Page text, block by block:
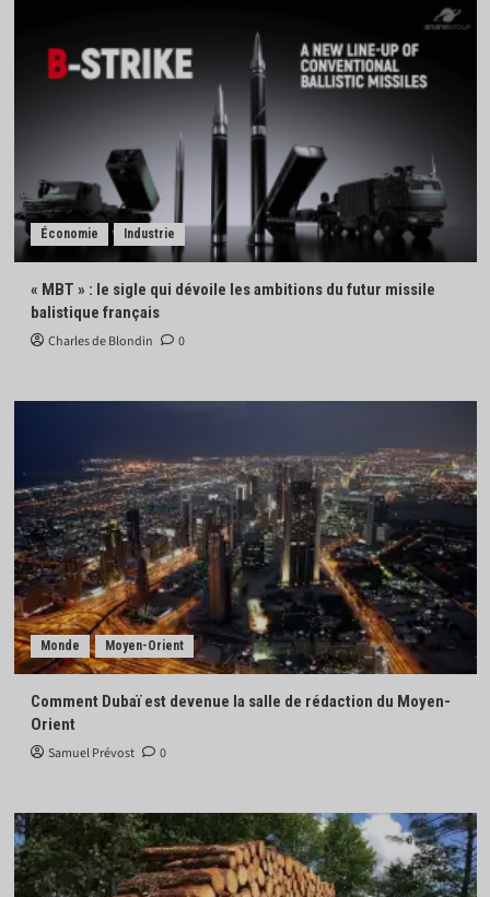
Économie Industrie
« MBT » : le sigle qui dévoile les ambitions du futur missile
balistique français
Charles de Blondin 0
Monde Moyen-Orient
Comment Dubaï est devenue la salle de rédaction du Moyen-
Orient
Samuel Prévost 0